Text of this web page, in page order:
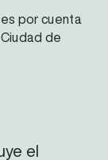
por cuenta
de
el